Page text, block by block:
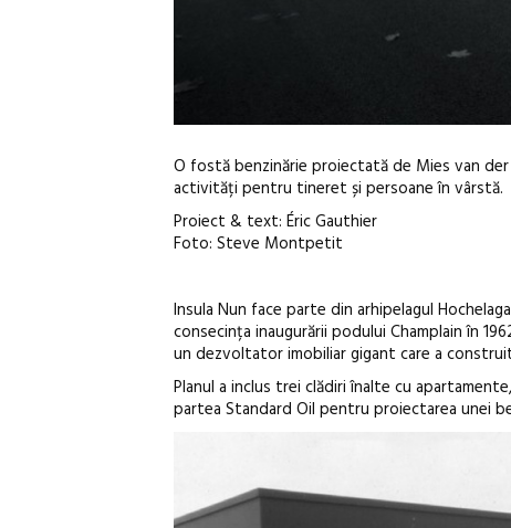
O fostă benzinărie proiectată de Mies van
activități pentru tineret și persoane în vârstă.
Proiect & text: Éric Gauthier
Foto: Steve Montpetit
Insula Nun face parte din arhipelagul
consecința inaugurării podului Champlain în
un dezvoltator imobiliar gigant care a
Planul a inclus trei clădiri înalte cu
partea Standard Oil pentru proiectarea unei